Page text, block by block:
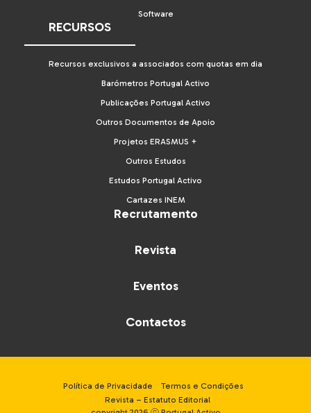
Software
RECURSOS
Recursos exclusivos a associados com quotas em dia
Barómetros Portugal Activo
Publicações Portugal Activo
Outros Documentos de Apoio
Projetos ERASMUS +
Outros Estudos
Estudos Portugal Activo
Cartazes INEM
Recrutamento
Revista
Eventos
Contactos
Política de Privacidade
Termos e Condições
Revista – Estatuto Editorial